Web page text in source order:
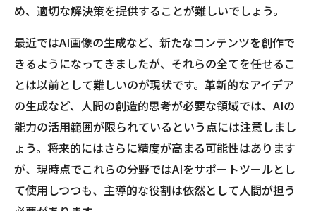
め、適切な解決策を提供することが難しいでしょう。
最近ではAI画像の生成など、新たなコンテンツを創作で
きるようになってきましたが、それらの全てを任せるこ
とは以前として難しいのが現状です。革新的なアイデア
の生成など、人間の創造的思考が必要な領域では、AIの
能力の活用範囲が限られているという点には注意しまし
ょう。将来的にはさらに精度が高まる可能性はあります
が、現時点でこれらの分野ではAIをサポートツールとし
て使用しつつも、主導的な役割は依然として人間が担う